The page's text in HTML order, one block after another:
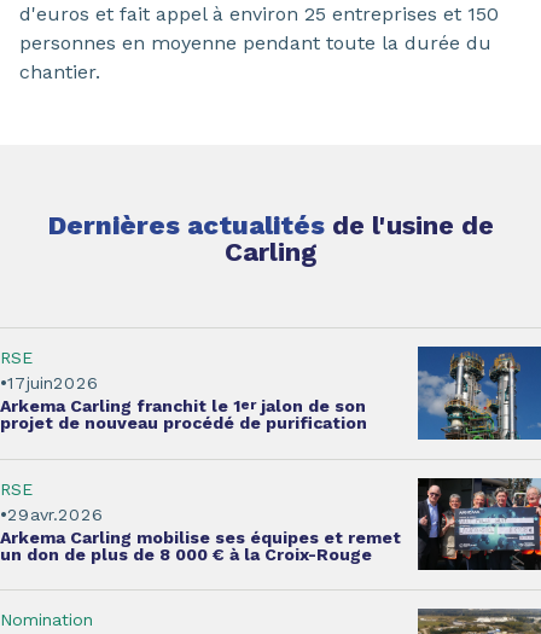
d'euros et fait appel à environ 25 entreprises et 150
personnes en moyenne pendant toute la durée du
chantier.
Dernières actualitésde l'usine de
Carling
juin
17 2026
RSE
Arkema Carling franchit le 1erjalon de son
projet de nouveau procédé de purification
avr.
29 2026
RSE
Arkema Carling mobilise ses équipes et remet
un don de plus de 8 000 € à la Croix-Rouge
Nomination